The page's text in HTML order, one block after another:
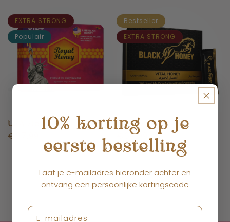
USA Honey
Normale
€67,99
EXTRA STRONG
Populair
Black Honey
Normale
prijs
€67,99
Bestseller
EXTRA STRONG
1 2 3
10% korting op je
eerste bestelling
Laat je e-mailadres hieronder achter en
ontvang een persoonlijke kortingscode